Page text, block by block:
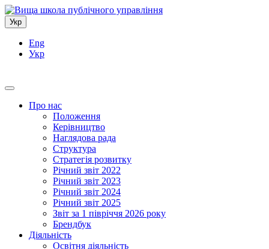
Укр
Eng
Укр
Про нас
Положення
Керівництво
Наглядова рада
Структура
Стратегія розвитку
Річний звіт 2022
Річний звіт 2023
Річний звіт 2024
Річний звіт 2025
Звіт за 1 півріччя 2026 року
Брендбук
Діяльність
Освітня діяльність